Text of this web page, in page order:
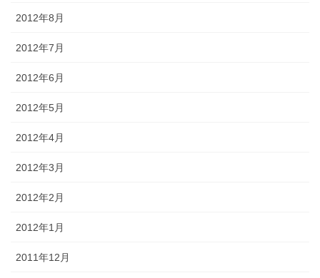
2012年8月
2012年7月
2012年6月
2012年5月
2012年4月
2012年3月
2012年2月
2012年1月
2011年12月